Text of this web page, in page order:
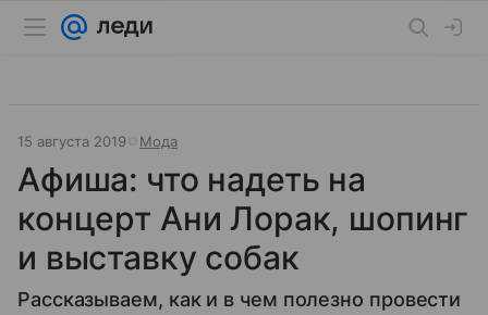
15 августа 2019 Мода
Афиша: что надеть на
концерт Ани Лорак, шопинг
и выставку собак
Рассказываем, как и в чем полезно провести